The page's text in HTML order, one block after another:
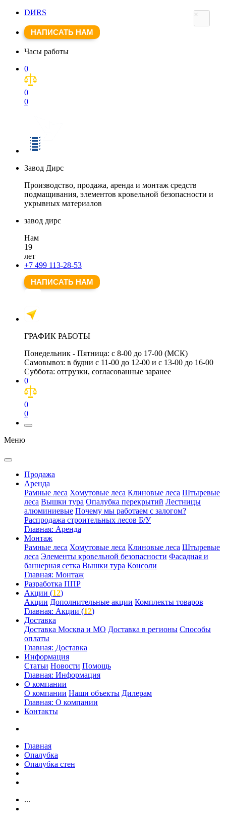
DИRS
НАПИСАТЬ НАМ
Часы работы
0
0
0
Завод Дирс
Производство, продажа, аренда и монтаж средств
подмащивания, элементов кровельной безопасности и
укрывных материалов
завод дирс
Нам
19
лет
+7 499 113-28-53
НАПИСАТЬ НАМ
ГРАФИК РАБОТЫ
Понедельник - Пятница: с 8-00 до 17-00 (МСК)
Самовывоз: в будни с 11-00 до 12-00 и с 13-00 до 16-00
Суббота: отгрузки, согласованные заранее
0
0
0
Меню
Продажа
Аренда
Рамные леса Хомутовые леса Клиновые леса Штыревые
леса Вышки тура Опалубка перекрытий Лестницы
алюминиевые Почему мы работаем с залогом?
Распродажа строительных лесов Б/У
Главная: Аренда
Монтаж
Рамные леса Хомутовые леса Клиновые леса Штыревые
леса Элементы кровельной безопасности Фасадная и
баннерная сетка Вышки тура Консоли
Главная: Монтаж
Разработка ППР
Акции (12)
Акции Дополнительные акции Комплекты товаров
Главная: Акции (12)
Доставка
Доставка Москва и МО Доставка в регионы Способы
оплаты
Главная: Доставка
Информация
Статьи Новости Помощь
Главная: Информация
О компании
О компании Наши объекты Дилерам
Главная: О компании
Контакты
Главная
Опалубка
Опалубка стен
...
×